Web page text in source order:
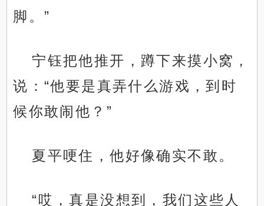
脚。”
宁钰把他推开，蹲下来摸小窝，
说：“他要是真弄什么游戏，到时
候你敢闹他？”
夏平哽住，他好像确实不敢。
“哎，真是没想到，我们这些人